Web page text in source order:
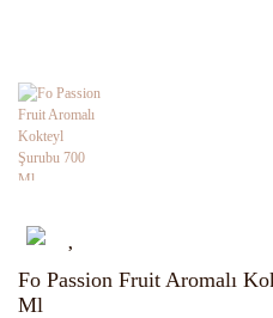
Fo Passion Fruit Aromalı
Ml